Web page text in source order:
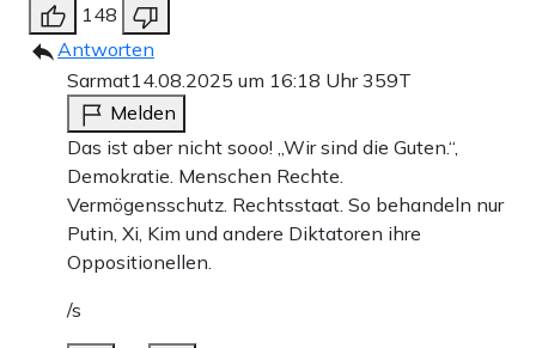
148
Antworten
Sarmat14.08.2025 um 16:18 Uhr359T
Melden
Das ist aber nicht sooo! „Wir sind die Guten.“,
Demokratie. Menschen Rechte.
Vermögensschutz. Rechtsstaat. So behandeln nur
Putin, Xi, Kim und andere Diktatoren ihre
Oppositionellen.
/s